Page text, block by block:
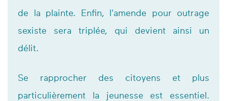
de la plainte. Enfin, l'amende pour outrage
sexiste sera triplée, qui devient ainsi un
délit.
Se rapprocher des citoyens et plus
particulièrement la jeunesse est essentiel.